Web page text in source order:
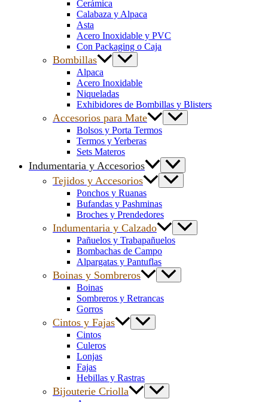
Cerámica
Calabaza y Alpaca
Asta
Acero Inoxidable y PVC
Con Packaging o Caja
Bombillas
Alpaca
Acero Inoxidable
Niqueladas
Exhibidores de Bombillas y Blisters
Accesorios para Mate
Bolsos y Porta Termos
Termos y Yerberas
Sets Materos
Indumentaria y Accesorios
Tejidos y Accesorios
Ponchos y Ruanas
Bufandas y Pashminas
Broches y Prendedores
Indumentaria y Calzado
Pañuelos y Trabapañuelos
Bombachas de Campo
Alpargatas y Pantuflas
Boinas y Sombreros
Boinas
Sombreros y Retrancas
Gorros
Cintos y Fajas
Cintos
Culeros
Lonjas
Fajas
Hebillas y Rastras
Bijouterie Criolla